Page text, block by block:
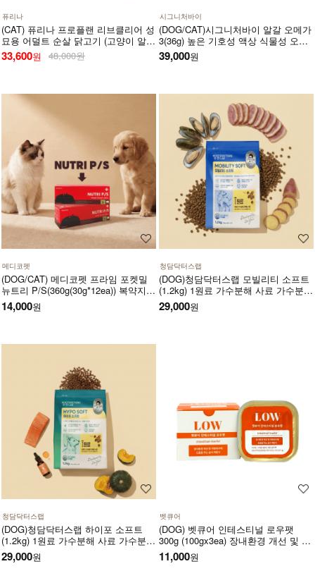
퓨리나
(CAT) 퓨리나 프로플랜 리브클리어 성
묘용 어덜트 순살 닭고기 (고양이 알레
르기 감소식단)(1.5kg) (유통기한 27년
3월)
33,600원 48,000원
시그니처바이
(DOG/CAT)시그니처바이 알갈 오메가
3(36g) 높은 기호성 액상 식물성 오메
가3 천연 항산화제 비타민E 함유
39,000원
메디코펫
(DOG/CAT) 메디코펫 프라임 포켓밀
뉴트리 P/S(360g(30g*12ea)) 복약지도
에 도움주는 가수분해 오리 처방캔
14,000원
청담닥터스랩
(DOG)청담닥터스랩 모빌리티 소프트
(1.2kg) 1원료 가수분해 사료 가수분해
오리 관절건강 장건강 긴장완화 부드
러운식감
29,000원
청담닥터스랩
(DOG)청담닥터스랩 하이포 소프트
(1.2kg) 1원료 가수분해 사료 가수분해
연어 피부와 피모건강에 도움 장건강
긴장완화 부드러운식감
29,000원
벳큐어
(DOG) 벳큐어 인테스티널 로우팻
300g (100gx3ea) 장내환경 개선 및 지
방대사에 도움을 주는 습식 처방식
11,000원